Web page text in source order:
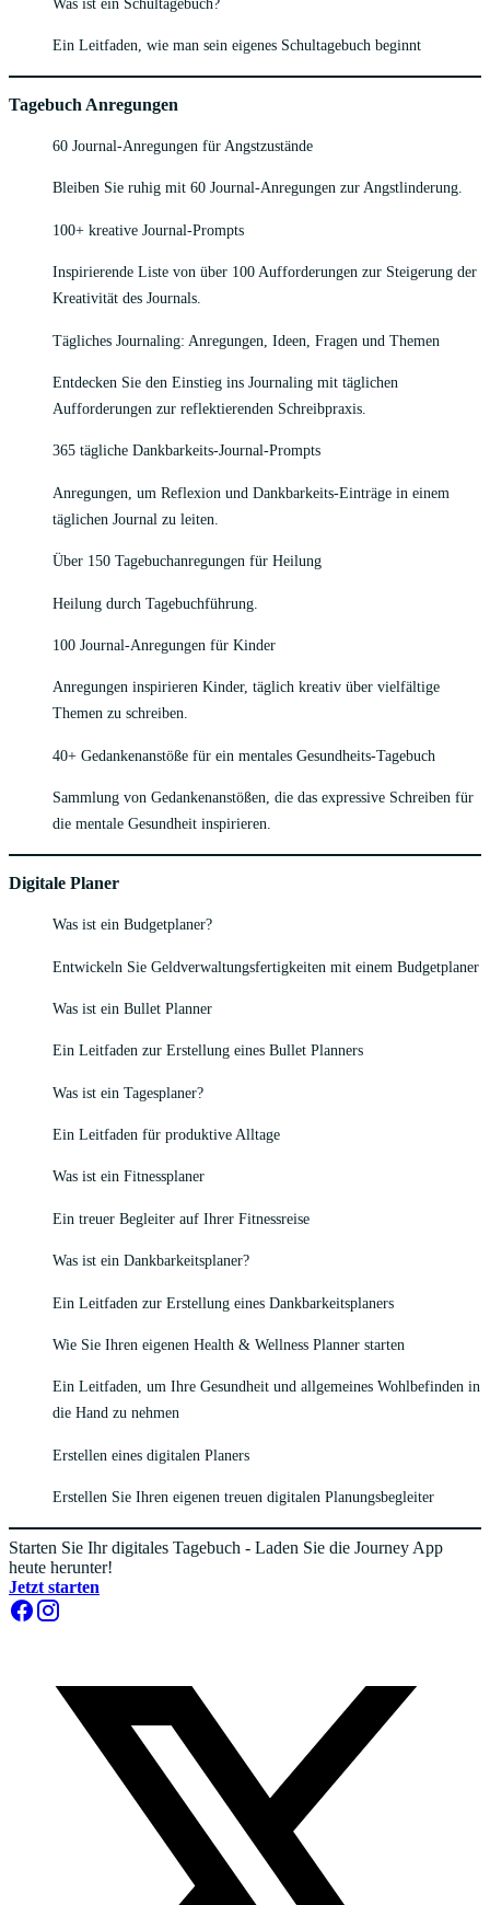
Ein Leitfaden, wie man sein eigenes Schultagebuch beginnt
Tagebuch Anregungen
60 Journal-Anregungen für Angstzustände
Bleiben Sie ruhig mit 60 Journal-Anregungen zur Angstlinderung.
100+ kreative Journal-Prompts
Inspirierende Liste von über 100 Aufforderungen zur Steigerung der
Kreativität des Journals.
Tägliches Journaling: Anregungen, Ideen, Fragen und Themen
Entdecken Sie den Einstieg ins Journaling mit täglichen
Aufforderungen zur reflektierenden Schreibpraxis.
365 tägliche Dankbarkeits-Journal-Prompts
Anregungen, um Reflexion und Dankbarkeits-Einträge in einem
täglichen Journal zu leiten.
Über 150 Tagebuchanregungen für Heilung
Heilung durch Tagebuchführung.
100 Journal-Anregungen für Kinder
Anregungen inspirieren Kinder, täglich kreativ über vielfältige
Themen zu schreiben.
40+ Gedankenanstöße für ein mentales Gesundheits-Tagebuch
Sammlung von Gedankenanstößen, die das expressive Schreiben für
die mentale Gesundheit inspirieren.
Digitale Planer
Was ist ein Budgetplaner?
Entwickeln Sie Geldverwaltungsfertigkeiten mit einem Budgetplaner
Was ist ein Bullet Planner
Ein Leitfaden zur Erstellung eines Bullet Planners
Was ist ein Tagesplaner?
Ein Leitfaden für produktive Alltage
Was ist ein Fitnessplaner
Ein treuer Begleiter auf Ihrer Fitnessreise
Was ist ein Dankbarkeitsplaner?
Ein Leitfaden zur Erstellung eines Dankbarkeitsplaners
Wie Sie Ihren eigenen Health & Wellness Planner starten
Ein Leitfaden, um Ihre Gesundheit und allgemeines Wohlbefinden in
die Hand zu nehmen
Erstellen eines digitalen Planers
Erstellen Sie Ihren eigenen treuen digitalen Planungsbegleiter
Starten Sie Ihr digitales Tagebuch - Laden Sie die Journey App
heute herunter!
Jetzt starten